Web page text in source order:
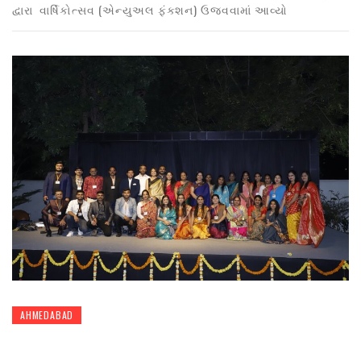
દ્વારા વાર્ષિકોત્સવ (એન્યુઅલ ફંક્શન) ઉજવવામાં આવ્યો
AHMEDABAD